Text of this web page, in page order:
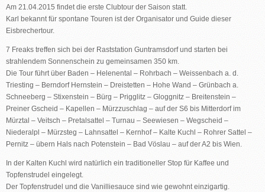
Am 21.04.2015 findet die erste Clubtour der Saison statt.
Karl bekannt für spontane Touren ist der Organisator und Guide dieser
Eisbrechertour.
7 Freaks treffen sich bei der Raststation Guntramsdorf und starten bei
strahlendem Sonnenschein zu gemeinsamen 350 km.
Die Tour führt über Baden – Helenental – Rohrbach – Weissenbach a. d.
Triesting – Berndorf Hernstein – Dreistetten – Hohe Wand – Grünbach a.
Schneeberg – Stixenstein – Bürg – Prigglitz – Gloggnitz – Breitenstein –
Preiner Gscheid – Kapellen – Mürzzuschlag – auf der S6 bis Mitterdorf im
Mürztal – Veitsch – Pretalsattel – Turnau – Seewiesen – Wegscheid –
Niederalpl – Mürzsteg – Lahnsattel – Kernhof – Kalte Kuchl – Rohrer Sattel –
Pernitz – übern Hals nach Potenstein – Bad Vöslau – auf der A2 bis Wien.
In der Kalten Kuchl wird natürlich ein traditioneller Stop für Kaffee und
Topfenstrudel eingelegt.
Der Topfenstrudel und die Vanilliesauce sind wie gewohnt einzigartig.